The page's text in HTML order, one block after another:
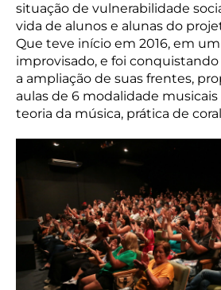
situação de vulnerabilidade
vida de alunos e alunas do
Que teve início em 2016, em
improvisado, e foi
a ampliação de suas frentes,
aulas de 6 modalidade musicais
teoria da música, prática de